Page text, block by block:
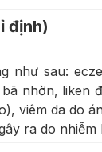
định)
như sau:
nhờn, liken
viêm da do
ra do nhiễm